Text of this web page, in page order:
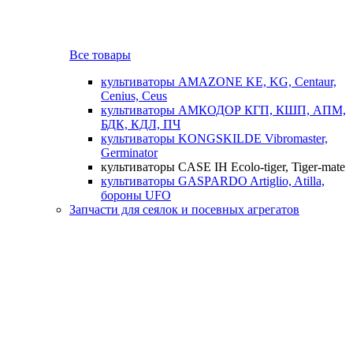
Все товары
культиваторы AMAZONE KE, KG, Centaur,
Cenius, Ceus
культиваторы АМКОДОР КГП, КШП, АПМ,
БДК, КДЛ, ПЧ
культиваторы KONGSKILDE Vibromaster,
Germinator
культиваторы CASE IH Ecolo-tiger, Tiger-mate
культиваторы GASPARDO Artiglio, Atilla,
бороны UFO
Запчасти для сеялок и посевных агрегатов